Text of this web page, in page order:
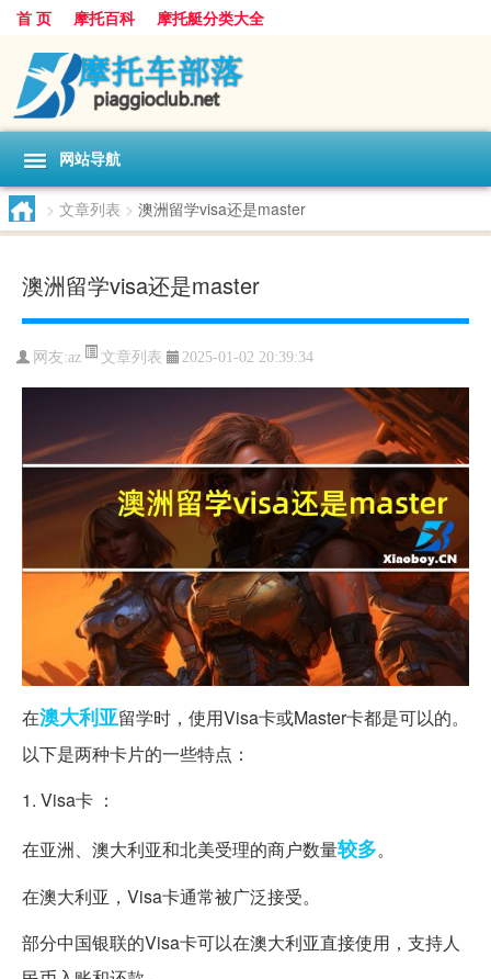
首 页 摩托百科 摩托艇分类大全
网站导航
> 文章列表 > 澳洲留学visa还是master
澳洲留学visa还是master
网友:az 文章列表 2025-01-02 20:39:34
在澳大利亚留学时，使用Visa卡或Master卡都是可以的。
以下是两种卡片的一些特点：
1. Visa卡 ：
在亚洲、澳大利亚和北美受理的商户数量较多。
在澳大利亚，Visa卡通常被广泛接受。
部分中国银联的Visa卡可以在澳大利亚直接使用，支持人